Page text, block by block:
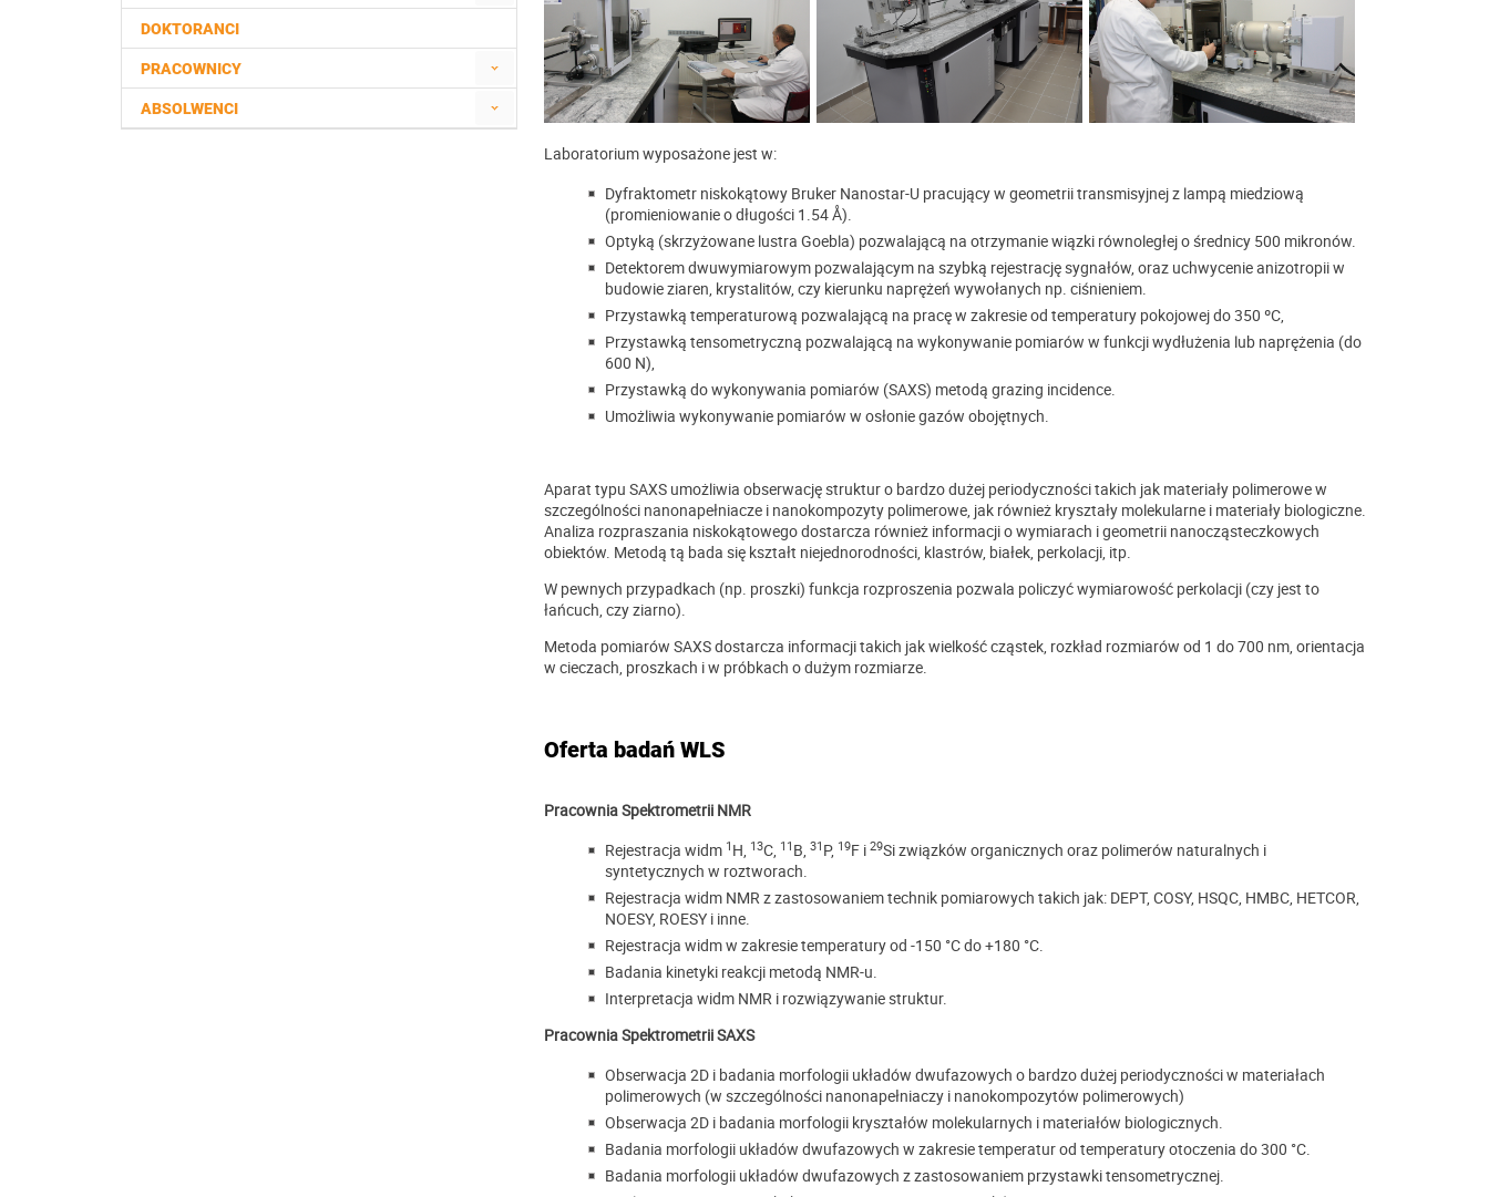
DOKTORANCI
PRACOWNICY
ABSOLWENCI
Laboratorium wyposażone jest w:
Dyfraktometr niskokątowy Bruker Nanostar-U pracujący w geometrii transmisyjnej z lampą miedziową
(promieniowanie o długości 1.54 Å).
Optyką (skrzyżowane lustra Goebla) pozwalającą na otrzymanie wiązki równoległej o średnicy 500 mikronów.
Detektorem dwuwymiarowym pozwalającym na szybką rejestrację sygnałów, oraz uchwycenie anizotropii w
budowie ziaren, krystalitów, czy kierunku naprężeń wywołanych np. ciśnieniem.
Przystawką temperaturową pozwalającą na pracę w zakresie od temperatury pokojowej do 350 ºC,
Przystawką tensometryczną pozwalającą na wykonywanie pomiarów w funkcji wydłużenia lub naprężenia (do
600 N),
Przystawką do wykonywania pomiarów (SAXS) metodą grazing incidence.
Umożliwia wykonywanie pomiarów w osłonie gazów obojętnych.
Aparat typu SAXS umożliwia obserwację struktur o bardzo dużej periodyczności takich jak materiały polimerowe w
szczególności nanonapełniacze i nanokompozyty polimerowe, jak również kryształy molekularne i materiały biologiczne.
Analiza rozpraszania niskokątowego dostarcza również informacji o wymiarach i geometrii nanocząsteczkowych
obiektów. Metodą tą bada się kształt niejednorodności, klastrów, białek, perkolacji, itp.
W pewnych przypadkach (np. proszki) funkcja rozproszenia pozwala policzyć wymiarowość perkolacji (czy jest to
łańcuch, czy ziarno).
Metoda pomiarów SAXS dostarcza informacji takich jak wielkość cząstek, rozkład rozmiarów od 1 do 700 nm, orientacja
w cieczach, proszkach i w próbkach o dużym rozmiarze.
Oferta badań WLS
Pracownia Spektrometrii NMR
Rejestracja widm 1 H, 13C, 11 B, 31 P, 19F i 29Si związków organicznych oraz polimerów naturalnych i
syntetycznych w roztworach.
Rejestracja widm NMR z zastosowaniem technik pomiarowych takich jak: DEPT, COSY, HSQC, HMBC, HETCOR,
NOESY, ROESY i inne.
Rejestracja widm w zakresie temperatury od -150 °C do +180 °C.
Badania kinetyki reakcji metodą NMR-u.
Interpretacja widm NMR i rozwiązywanie struktur.
Pracownia Spektrometrii SAXS
Obserwacja 2D i badania morfologii układów dwufazowych o bardzo dużej periodyczności w materiałach
polimerowych (w szczególności nanonapełniaczy i nanokompozytów polimerowych)
Obserwacja 2D i badania morfologii kryształów molekularnych i materiałów biologicznych.
Badania morfologii układów dwufazowych w zakresie temperatur od temperatury otoczenia do 300 °C.
Badania morfologii układów dwufazowych z zastosowaniem przystawki tensometrycznej.